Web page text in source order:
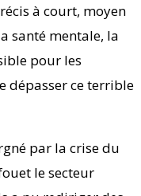
à court, moyen
santé mentale, la
pour les
dépasser ce terrible
par la crise du
le secteur